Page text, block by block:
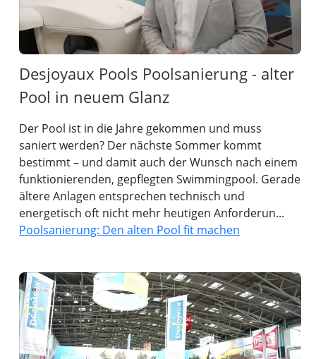
Desjoyaux Pools Poolsanierung - alter
Pool in neuem Glanz
Der Pool ist in die Jahre gekommen und muss
saniert werden? Der nächste Sommer kommt
bestimmt – und damit auch der Wunsch nach einem
funktionierenden, gepflegten Swimmingpool. Gerade
ältere Anlagen entsprechen technisch und
energetisch oft nicht mehr heutigen Anforderun...
Poolsanierung: Den alten Pool fit machen